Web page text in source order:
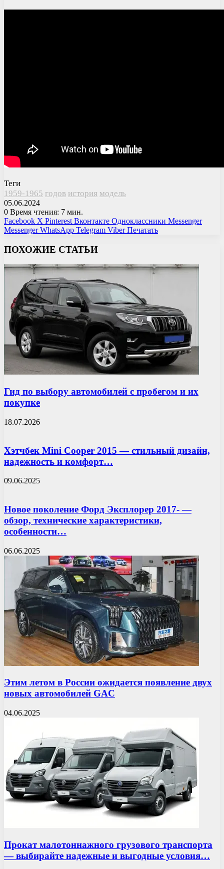
Теги
1959-1965 годов история модель
05.06.2024
0 Время чтения: 7 мин.
Facebook X Pinterest Вконтакте Одноклассники Messenger
Messenger WhatsApp Telegram Viber Печатать
ПОХОЖИЕ СТАТЬИ
Гид по выбору автомобилей с пробегом и их
покупке
18.07.2026
Хэтчбек Mini Cooper 2015 — стильный дизайн,
надежность и комфорт…
09.06.2025
Новое поколение Форд Эксплорер 2017- —
обзор, технические характеристики,
особенности…
06.06.2025
Этим летом в России ожидается появление двух
новых автомобилей GAC
04.06.2025
Прокат малотоннажного грузового транспорта
— выбирайте надежные и выгодные условия…